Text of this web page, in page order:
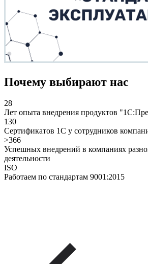
Почему выбирают нас
28
Лет опыта внедрения продуктов
130
Сертификатов 1С у сотрудников
>366
Успешных внедрений в компаниях
деятельности
ISO
Работаем по стандартам 9001:2015